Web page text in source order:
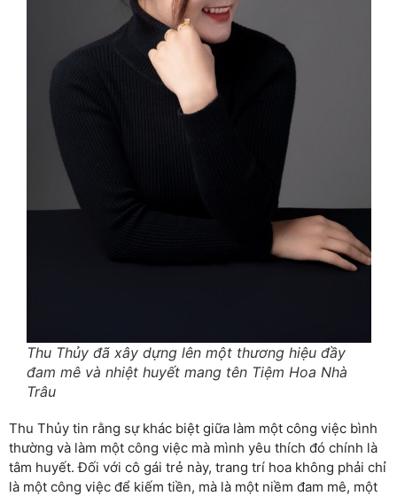
Thu Thủy đã xây dựng lên một thương hiệu đầy
đam mê và nhiệt huyết mang tên Tiệm Hoa Nhà
Trâu
Thu Thủy tin rằng sự khác biệt giữa làm một công việc bình
thường và làm một công việc mà mình yêu thích đó chính là
tâm huyết. Đối với cô gái trẻ này, trang trí hoa không phải chỉ
là một công việc để kiếm tiền, mà là một niềm đam mê, một